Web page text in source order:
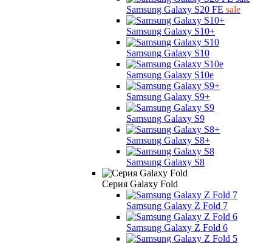
Samsung Galaxy S20 FE sale
Samsung Galaxy S10+
Samsung Galaxy S10
Samsung Galaxy S10e
Samsung Galaxy S9+
Samsung Galaxy S9
Samsung Galaxy S8+
Samsung Galaxy S8
Серия Galaxy Fold
Samsung Galaxy Z Fold 7
Samsung Galaxy Z Fold 6